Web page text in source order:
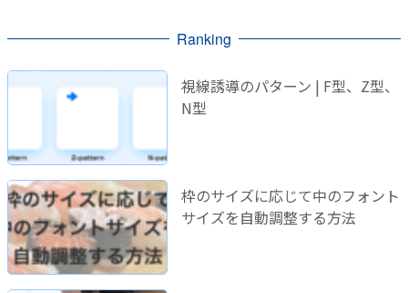
Ranking
視線誘導のパターン | F型、Z型、
N型
枠のサイズに応じて中のフォント
サイズを自動調整する方法